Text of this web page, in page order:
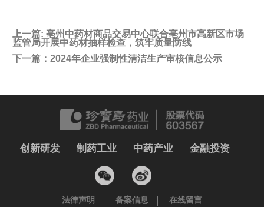
上一篇: 亳州中药材商品交易中心联合亳州市高新区市场
监管局开展中药材抽样检查，筑牢质量防线
下一篇： 2024年企业强制性清洁生产审核信息公示
创新研发 制药工业 中药产业 金融投资
法律声明 备案信息 在线留言